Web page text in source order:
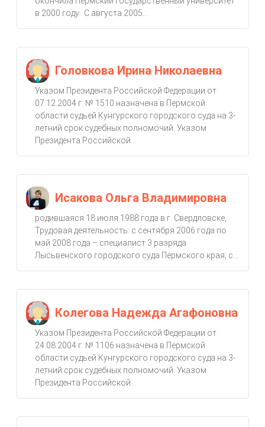
в 2000 году. С августа 2005...
Головкова Ирина Николаевна
Указом Президента Российской Федерации от
07.12.2004 г. № 1510 назначена в Пермской
области судьей Кунгурского городского суда на 3-
летний срок судебных полномочий. Указом
Президента Российской...
Исакова Ольга Владимировна
родившаяся 18 июля 1988 года в г. Свердловске,
Трудовая деятельность: с сентября 2006 года по
май 2008 года – специалист 3 разряда
Лысьвенского городского суда Пермского края; с...
Колегова Надежда Агафоновна
Указом Президента Российской Федерации от
24.08.2004 г. № 1106 назначена в Пермской
области судьей Кунгурского городского суда на 3-
летний срок судебных полномочий. Указом
Президента Российской...